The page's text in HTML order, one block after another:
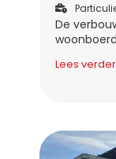
De
Lees